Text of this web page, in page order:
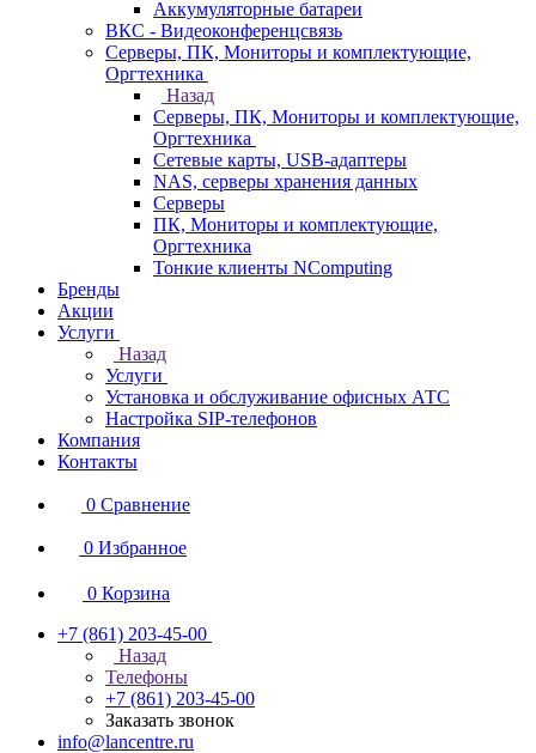
Аккумуляторные батареи
ВКС - Видеоконференцсвязь
Серверы, ПК, Мониторы и комплектующие,
Оргтехника
Назад
Серверы, ПК, Мониторы и комплектующие,
Оргтехника
Сетевые карты, USB-адаптеры
NAS, серверы хранения данных
Серверы
ПК, Мониторы и комплектующие,
Оргтехника
Тонкие клиенты NComputing
Бренды
Акции
Услуги
Назад
Услуги
Установка и обслуживание офисных АТС
Настройка SIP-телефонов
Компания
Контакты
0 Сравнение
0 Избранное
0 Корзина
+7 (861) 203-45-00
Назад
Телефоны
+7 (861) 203-45-00
Заказать звонок
info@lancentre.ru